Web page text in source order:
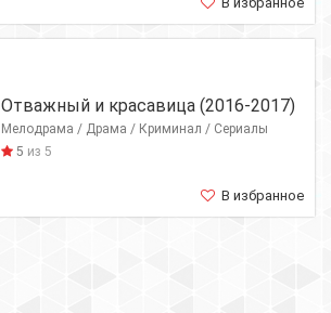
Отважный и красавица (2016-2017)
Мелодрама / Драма / Криминал / Сериалы
5 из 5
В избранное